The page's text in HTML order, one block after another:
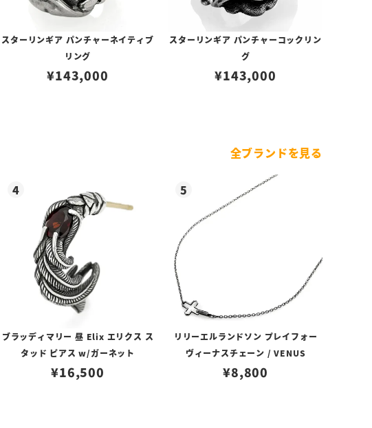
スターリンギア パンチャーネイティブ
リング
¥143,000
スターリンギア パンチャーコックリン
グ
¥143,000
全ブランドを見る
ブラッディマリー 昼 Elix エリクス ス
タッド ピアス w/ガーネット
¥16,500
リリーエルランドソン プレイフォー
ヴィーナスチェーン / VENUS
¥8,800